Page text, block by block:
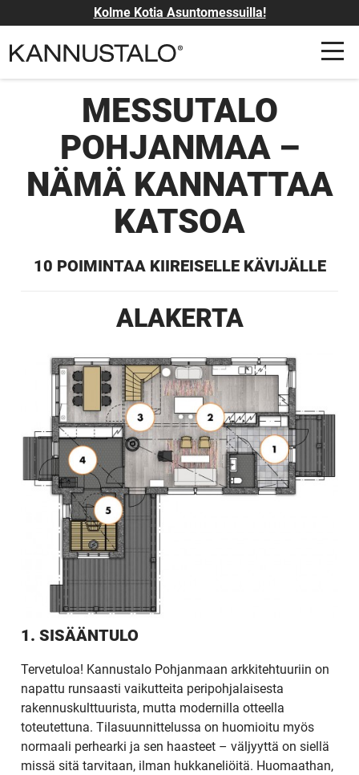
Kolme Kotia Asuntomessuilla!
MESSUTALO
POHJANMAA –
NÄMÄ KANNATTAA
KATSOA
10 POIMINTAA KIIREISELLE KÄVIJÄLLE
ALAKERTA
1. SISÄÄNTULO
Tervetuloa! Kannustalo Pohjanmaan arkkitehtuuriin on
napattu runsaasti vaikutteita peripohjalaisesta
rakennuskulttuurista, mutta modernilla otteella
toteutettuna. Tilasuunnittelussa on huomioitu myös
normaali perhearki ja sen haasteet – väljyyttä on siellä
missä sitä tarvitaan, ilman hukkaneliöitä. Huomaathan,